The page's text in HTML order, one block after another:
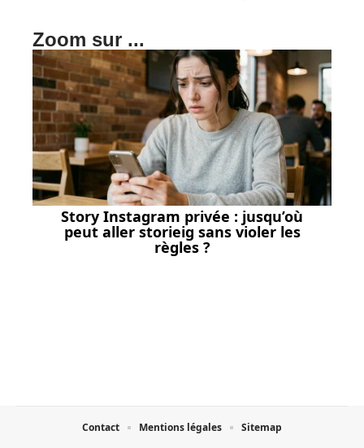
Zoom sur ...
Story Instagram privée : jusqu’où
peut aller storieig sans violer les
règles ?
Contact Mentions légales Sitemap